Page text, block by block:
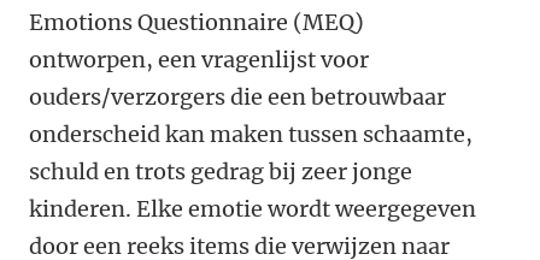
Emotions Questionnaire (MEQ)
ontworpen, een vragenlijst voor
ouders/verzorgers die een betrouwbaar
onderscheid kan maken tussen schaamte,
schuld en trots gedrag bij zeer jonge
kinderen. Elke emotie wordt weergegeven
door een reeks items die verwijzen naar